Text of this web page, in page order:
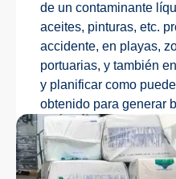
de un contaminante
aceites, pinturas, etc.
accidente, en playas,
portuarias, y también
y planificar como
obtenido para generar